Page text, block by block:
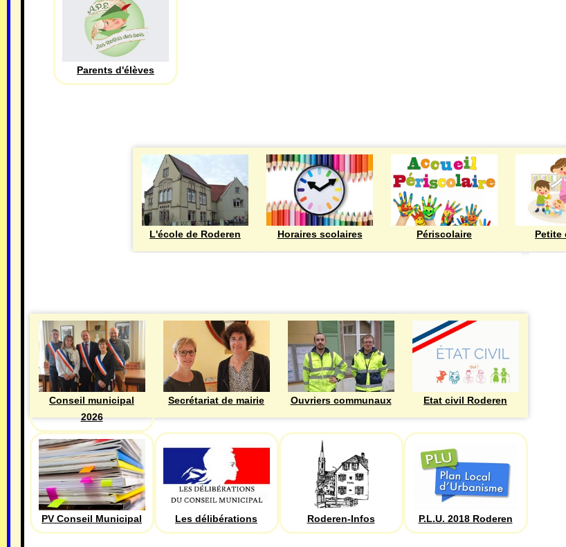
Parents d'élèves
L'école de Roderen Horaires scolaires Périscolaire Petite
Conseil municipal
2026
Secrétariat de mairie Ouvriers communaux Etat civil Roderen
PV Conseil Municipal Les délibérations Roderen-Infos P.L.U. 2018 Roderen